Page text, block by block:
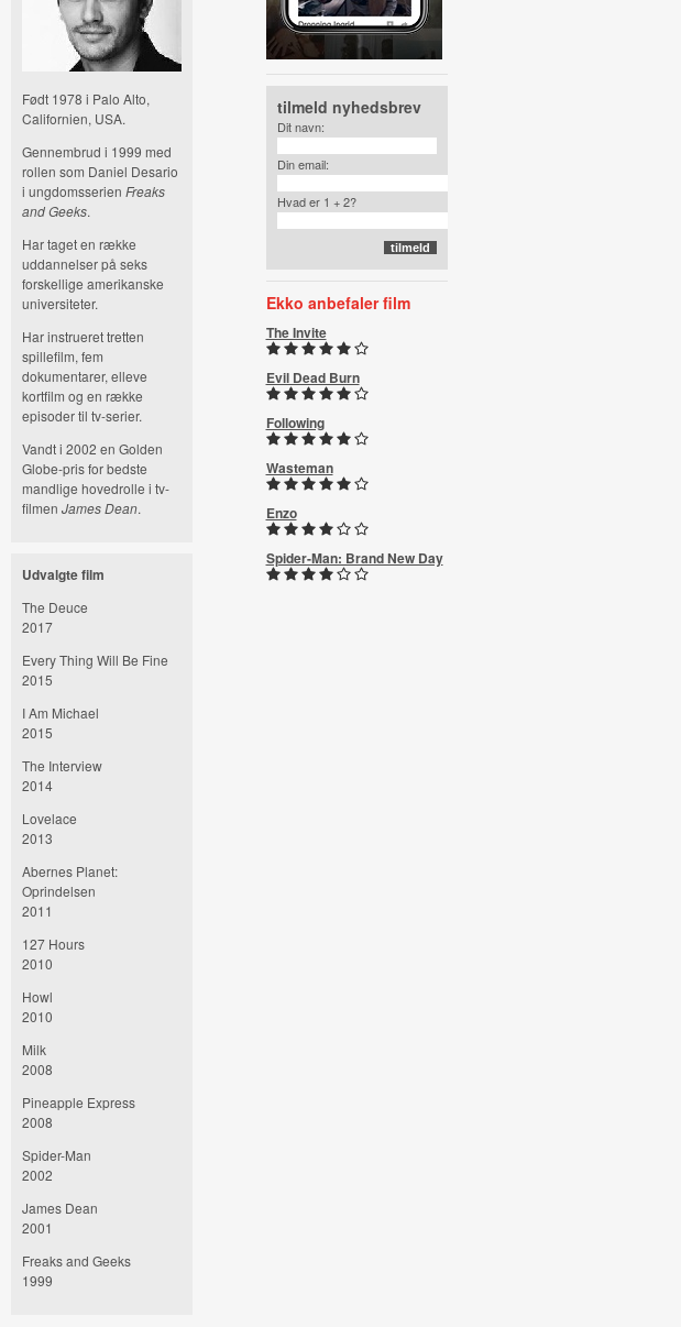
Født 1978 i Palo Alto,
Californien, USA.
Gennembrud i 1999 med
rollen som Daniel Desario
i ungdomsserien Freaks
and Geeks.
Har taget en række
uddannelser på seks
forskellige amerikanske
universiteter.
Har instrueret tretten
spillefilm, fem
dokumentarer, elleve
kortfilm og en række
episoder til tv-serier.
Vandt i 2002 en Golden
Globe-pris for bedste
mandlige hovedrolle i tv-
filmen James Dean.
Udvalgte film
The Deuce
2017
Every Thing Will Be Fine
2015
I Am Michael
2015
The Interview
2014
Lovelace
2013
Abernes Planet:
Oprindelsen
2011
127 Hours
2010
Howl
2010
Milk
2008
Pineapple Express
2008
Spider-Man
2002
James Dean
2001
Freaks and Geeks
1999
tilmeld nyhedsbrev
Dit navn:
Din email:
Hvad er 1 + 2?
Ekko anbefaler film
The Invite
Evil Dead Burn
Following
Wasteman
Enzo
Spider-Man: Brand New Day